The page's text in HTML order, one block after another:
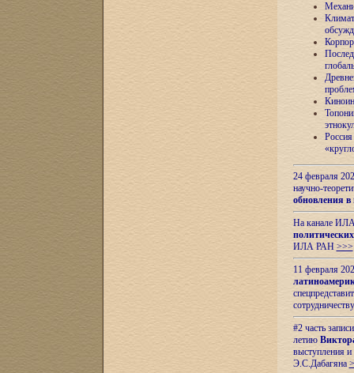
24 февраля
научно-
обновления в
На канале
ИЛА РАН >>>
11 февраля
#2 часть
летию
выступления
Э.С.Дабагяна